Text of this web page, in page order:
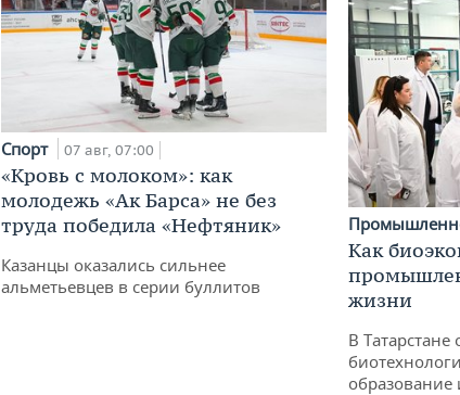
Спорт 07 авг, 07:00
«Кровь с молоком»: как
молодежь «Ак Барса» не без
труда победила «Нефтяник»
Казанцы оказались сильнее
альметьевцев в серии буллитов
Как
жизни
В